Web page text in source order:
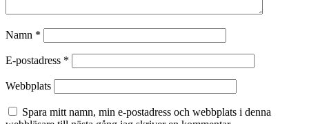
Namn *
E-postadress *
Webbplats
Spara mitt namn, min e-postadress och webbplats i denna